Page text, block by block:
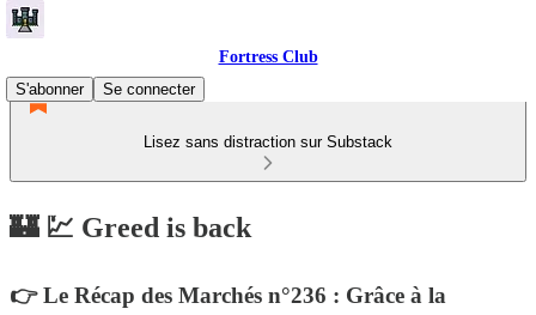
Fortress Club
S'abonner
Se connecter
Lisez sans distraction sur Substack
🏰 💹 Greed is back
👉 Le Récap des Marchés n°236 : Grâce à la